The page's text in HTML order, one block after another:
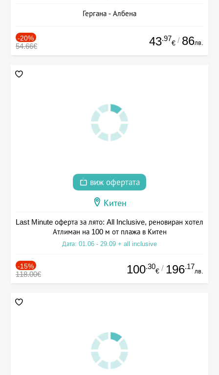
Гергана - Албена
-20%
54.66€ 43.97
€ / 86лв.
виж офертата
Китен
Last Minute оферта за лято: All Inclusive, реновиран хотел
Атлиман на 100 м от плажа в Китен
Дата: 01.06 - 29.09 + all inclusive
-15%
118.00€ 100.30
€ / 196.17
лв.